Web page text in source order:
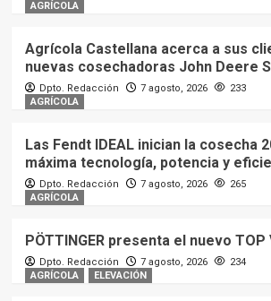
AGRÍCOLA
Agrícola Castellana acerca a sus
nuevas cosechadoras John Deere
Dpto. Redacción 7 agosto, 2026
233
AGRÍCOLA
Las Fendt IDEAL inician la cosecha
máxima tecnología, potencia y
Dpto. Redacción 7 agosto, 2026
265
AGRÍCOLA
PÖTTINGER presenta el nuevo TOP
Dpto. Redacción 7 agosto, 2026
234
AGRÍCOLA
ELEVACIÓN